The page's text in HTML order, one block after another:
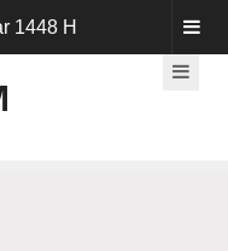
1448 H